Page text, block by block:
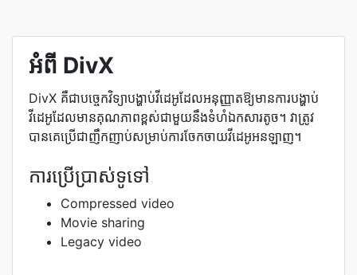
អំពី DivX
DivX គឺ​ជា​បច្ចេកវិទ្យា​បង្ហាប់​វីដេអូ​ដែល​អនុញ្ញាត​ឱ្យ​មាន​ការ​បង្ហាប់​
វីដេអូ​ដែល​មាន​គុណភាព​ខ្ពស់​ជាមួយ​នឹង​ទំហំ​ឯកសារ​តូច​។ វាត្រូវ
បានគេប្រើជាញឹកញាប់សម្រាប់ការចែកចាយវីដេអូអនឡាញ។
ការប្រើប្រាស់ទូទៅ
Compressed video
Movie sharing
Legacy video